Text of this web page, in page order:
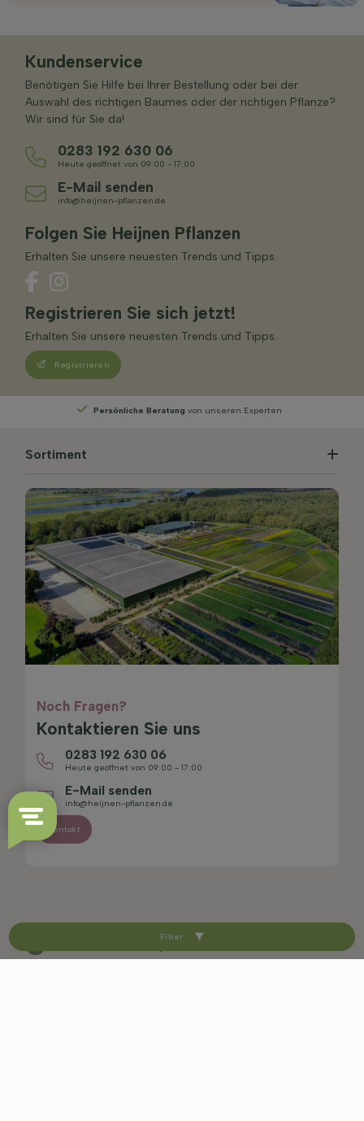
Filter
Kundenservice
Benötigen Sie Hilfe bei Ihrer Bestellung oder bei der
Auswahl des richtigen Baumes oder der richtigen Pflanze?
Wir sind für Sie da!
0283 192 630 06
Heute geöffnet von 09:00 - 17:00
E-Mail senden
info@heijnen-pflanzen.de
Folgen Sie Heijnen Pflanzen
Erhalten Sie unsere neuesten Trends und Tipps.
Registrieren Sie sich jetzt!
Erhalten Sie unsere neuesten Trends und Tipps.
Registrieren
Persönliche Beratung von unseren Experten
Sortiment
Noch Fragen?
Kontaktieren Sie uns
0283 192 630 06
Heute geöffnet von 09:00 - 17:00
E-Mail senden
info@heijnen-pflanzen.de
Kontakt
4.4/5